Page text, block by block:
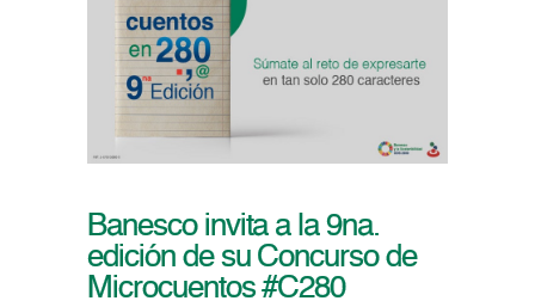
Banesco invita a la 9na.
edición de su Concurso de
Microcuentos #C280